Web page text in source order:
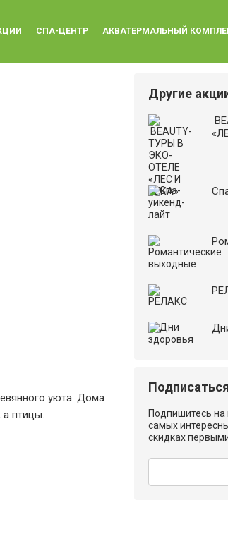
СПА-ЦЕНТР АКВАТЕРМАЛЬНЫЙ
уюта. Дома
а птицы.
Другие
Подпишитесь
самых
скидках